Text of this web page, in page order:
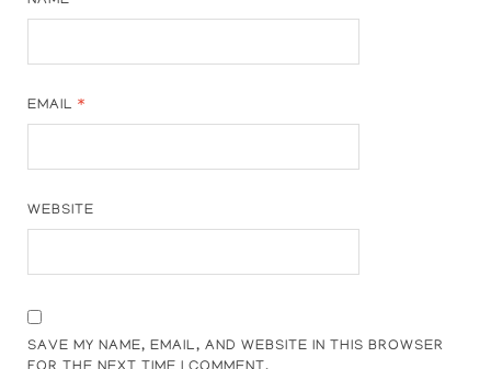
EMAIL*
WEBSITE
SAVE MY NAME, EMAIL, AND WEBSITE IN THIS BROWSER